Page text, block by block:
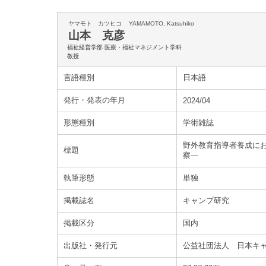
ヤマモト カツヒコ YAMAMOTO, Katsuhiko
山本 克彦
福祉経営学部 医療・福祉マネジメント学科
教授
言語種別 日本語
発行・発表の年月 2024/04
形態種別 学術雑誌
標題
野外教育指導者養成に
察―
執筆形態 単独
掲載誌名 キャンプ研究
掲載区分 国内
出版社・発行元 公益社団法人 日本キ